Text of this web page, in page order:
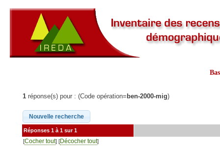
1 réponse(s) pour : (Code opération= ben-2000-mig)
Réponses 1 à 1 sur 1
[Cocher tout] [Décocher tout]